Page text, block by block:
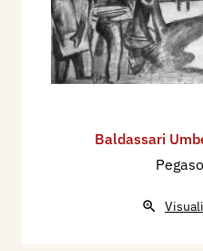
Baldassari
Pegaso